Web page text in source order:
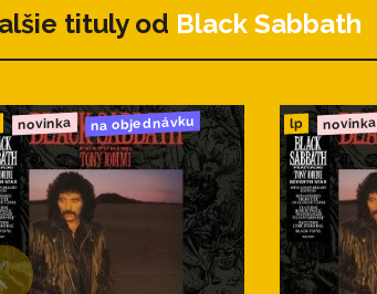
tituly od Black Sabbath
novinka na objednávku lp novinka